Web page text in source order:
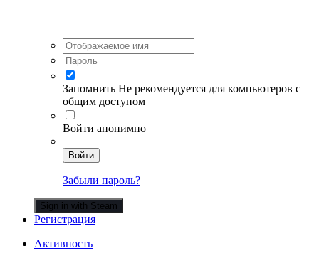
Запомнить Не рекомендуется для компьютеров с
общим доступом
Войти анонимно
Войти
Забыли пароль?
Sign in with Steam
Регистрация
Активность